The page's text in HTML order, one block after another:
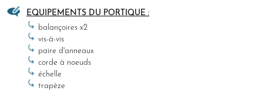
EQUIPEMENTS DU PORTIQUE :
balançoires x2
vis-à-vis
paire d'anneaux
corde à noeuds
échelle
trapèze